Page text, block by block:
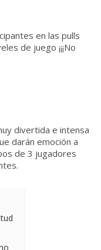
en las pulls
de juego ¡¡¡No
divertida e intensa
darán emoción a
de 3 jugadores